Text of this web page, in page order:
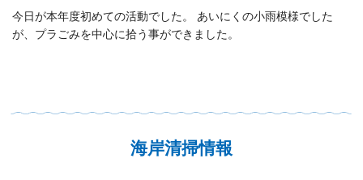
今日が本年度初めての活動でした。 あいにくの小雨模様でした
が、プラごみを中心に拾う事ができました。
海岸清掃情報